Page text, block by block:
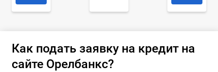
Как подать заявку на кредит на
сайте Орелбанкс?